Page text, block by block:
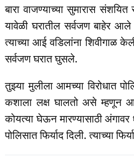
बारा वाजण्याच्या सुमारास
यावेळी घरातील सर्वजण बाहेर
त्याच्या आई वडिलांना शिवीगाळ
सर्वजण घरात घुसले.
तुझ्या मुलीला आमच्या विरोधात
कशाला लक्ष घालतो असे म्हणून
कोयत्या घेऊन मारण्यासाठी
पोलिसात फिर्याद दिली. त्याच्या